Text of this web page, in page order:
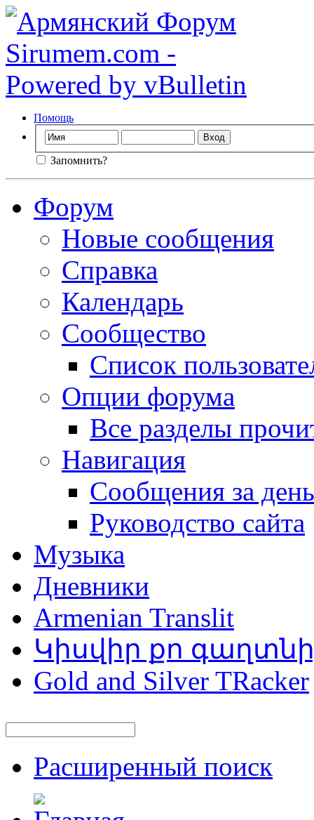
Помощь
Запомнить?
Форум
Новые сообщения
Справка
Календарь
Сообщество
Список
Опции форума
Все разделы
Навигация
Сообщения за день
Руководство сайта
Музыка
Дневники
Armenian Translit
Կիսվիր քո
Gold and Silver TRacker
Расширенный поиск